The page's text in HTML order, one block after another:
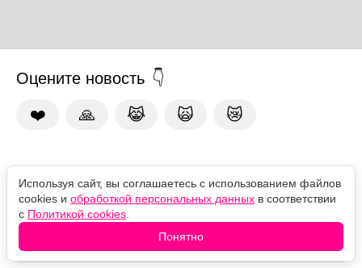
Оцените новость
❤️ 🙏 😹 🙀 😿
Комментарии
Используя сайт, вы соглашаетесь с использованием файлов
cookies и обработкой персональных данных в соответствии
с Политикой cookies
Понятно